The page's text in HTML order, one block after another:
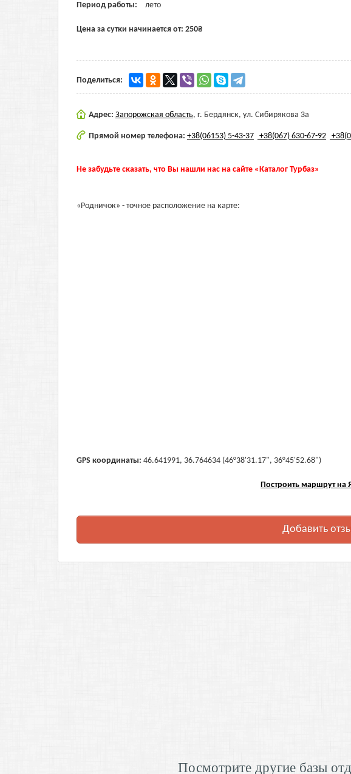
Период работы: лето
Цена за сутки начинается от: 250₴
Поделиться:
Адрес: Запорожская область, г. Бердянск, ул. Сибирякова 3а
Прямой номер телефона: +38(06153) 5-43-37 +38(067) 630-67-92
Не забудьте сказать, что Вы нашли нас на сайте «Каталог Турбаз»
«Родничок» - точное расположение на карте:
GPS координаты: 46.641991, 36.764634 (46°38'31.17", 36°45'52.68")
Построить маршрут на
Добавить
Посмотрите другие базы